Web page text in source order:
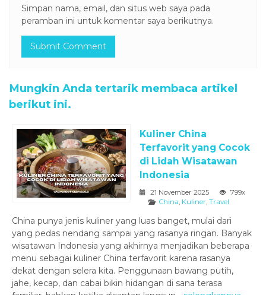
Simpan nama, email, dan situs web saya pada
peramban ini untuk komentar saya berikutnya.
Mungkin Anda tertarik membaca artikel
berikut ini.
Kuliner China
Terfavorit yang Cocok
di Lidah Wisatawan
Indonesia
21 November 2025
799x
China, Kuliner, Travel
China punya jenis kuliner yang luas banget, mulai dari
yang pedas nendang sampai yang rasanya ringan. Banyak
wisatawan Indonesia yang akhirnya menjadikan beberapa
menu sebagai kuliner China terfavorit karena rasanya
dekat dengan selera kita. Penggunaan bawang putih,
jahe, kecap, dan cabai bikin hidangan di sana terasa